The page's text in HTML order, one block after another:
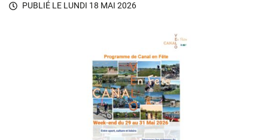
PUBLIÉ LE LUNDI 18 MAI 2026